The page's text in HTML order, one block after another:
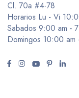
Cl. 70a #4-78
Horarios Lu - Vi
Sabados 9:00 am -
Domingos 10:00